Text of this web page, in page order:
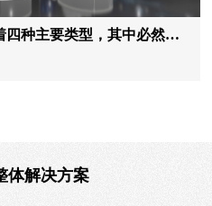
有关企业展厅设计，存在着四种主要类型，其中必然有一种适合您的需求
体解决方案